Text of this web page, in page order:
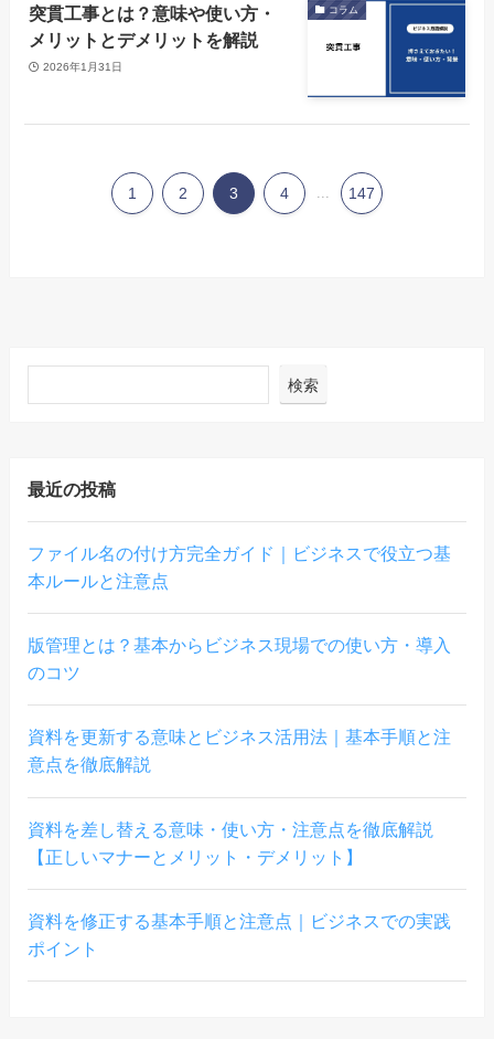
コラム
突貫工事とは？意味や使い方・
メリットとデメリットを解説
2026年1月31日
1 2 3 4 ... 147
検索
最近の投稿
ファイル名の付け方完全ガイド｜ビジネスで役立つ基
本ルールと注意点
版管理とは？基本からビジネス現場での使い方・導入
のコツ
資料を更新する意味とビジネス活用法｜基本手順と注
意点を徹底解説
資料を差し替える意味・使い方・注意点を徹底解説
【正しいマナーとメリット・デメリット】
資料を修正する基本手順と注意点｜ビジネスでの実践
ポイント